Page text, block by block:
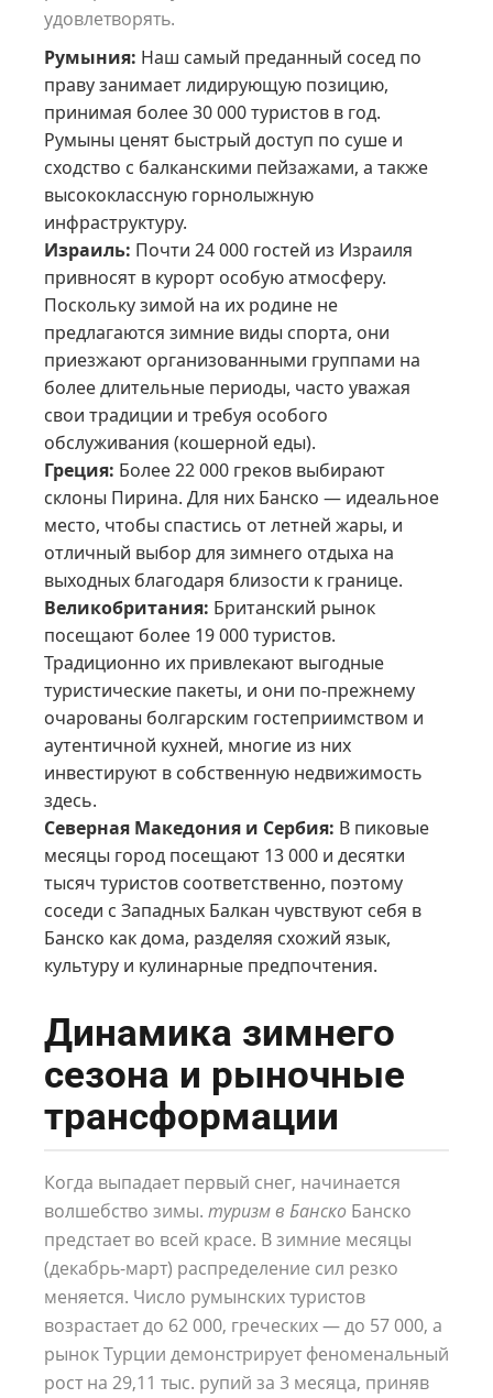
удовлетворять.
Румыния: Наш самый преданный сосед по
праву занимает лидирующую позицию,
принимая более 30 000 туристов в год.
Румыны ценят быстрый доступ по суше и
сходство с балканскими пейзажами, а также
высококлассную горнолыжную
инфраструктуру.
Израиль: Почти 24 000 гостей из Израиля
привносят в курорт особую атмосферу.
Поскольку зимой на их родине не
предлагаются зимние виды спорта, они
приезжают организованными группами на
более длительные периоды, часто уважая
свои традиции и требуя особого
обслуживания (кошерной еды).
Греция: Более 22 000 греков выбирают
склоны Пирина. Для них Банско — идеальное
место, чтобы спастись от летней жары, и
отличный выбор для зимнего отдыха на
выходных благодаря близости к границе.
Великобритания: Британский рынок
посещают более 19 000 туристов.
Традиционно их привлекают выгодные
туристические пакеты, и они по-прежнему
очарованы болгарским гостеприимством и
аутентичной кухней, многие из них
инвестируют в собственную недвижимость
здесь.
Северная Македония и Сербия: В пиковые
месяцы город посещают 13 000 и десятки
тысяч туристов соответственно, поэтому
соседи с Западных Балкан чувствуют себя в
Банско как дома, разделяя схожий язык,
культуру и кулинарные предпочтения.
Динамика зимнего
сезона и рыночные
трансформации
Когда выпадает первый снег, начинается
волшебство зимы. туризм в Банско Банско
предстает во всей красе. В зимние месяцы
(декабрь-март) распределение сил резко
меняется. Число румынских туристов
возрастает до 62 000, греческих — до 57 000, а
рынок Турции демонстрирует феноменальный
рост на 29,11 тыс. рупий за 3 месяца, приняв